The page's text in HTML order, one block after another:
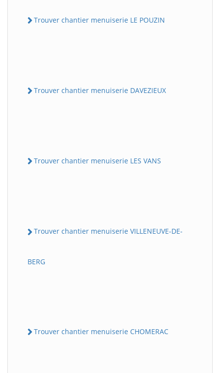
Trouver chantier menuiserie LE POUZIN
Trouver chantier menuiserie DAVEZIEUX
Trouver chantier menuiserie LES VANS
Trouver chantier menuiserie VILLENEUVE-DE-
BERG
Trouver chantier menuiserie CHOMERAC